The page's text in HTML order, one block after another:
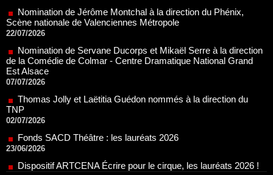
22/07/2026
Nomination de Servane Ducorps et Mikaël Serre à la direction
de la Comédie de Colmar - Centre Dramatique National Grand
Est Alsace
07/07/2026
Thomas Jolly et Laëtitia Guédon nommés à la direction du
TNP
02/07/2026
Fonds SACD Théâtre : les lauréats 2026
23/06/2026
Dispositif ARTCENA Écrire pour le cirque, les lauréats 2026 !
20/06/2026
Le palmarès des prix SACD 2026